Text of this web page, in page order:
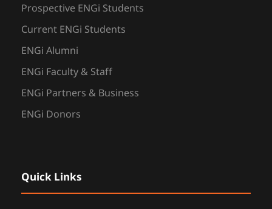
Prospective ENGi Students
Current ENGi Students
ENGi Alumni
ENGi Faculty & Staff
ENGi Partners & Business
ENGi Donors
Quick Links